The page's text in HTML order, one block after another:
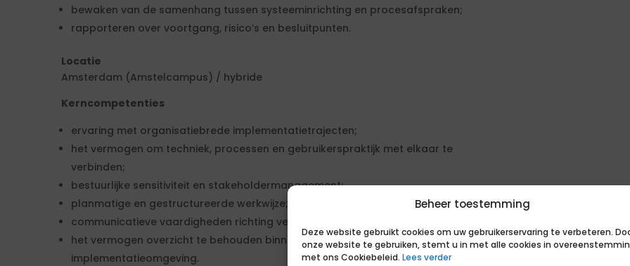
Beheer toestemming
Deze website gebruikt cookies om uw gebruikerservaring te verbeteren.
onze website te gebruiken, stemt u in met alle cookies in
met ons Cookiebeleid. Lees verder
bewaken van de samenhang tussen systeeminrichting en procesafspraken;
rapporteren over voortgang, risico’s en besluitpunten.
Locatie
Amsterdam (Amstelcampus) / hybride
Kerncompetenties
ervaring met organisatiebrede implementatietrajecten;
het vermogen om techniek, processen en gebruikerspraktijk met elkaar te
verbinden;
bestuurlijke sensitiviteit en stakeholdermanagement;
planmatige en gestructureerde werkwijze;
communicatieve vaardigheden richting verschillende stakeholders;
het vermogen overzicht te behouden binnen een complexe
implementatieomgeving.